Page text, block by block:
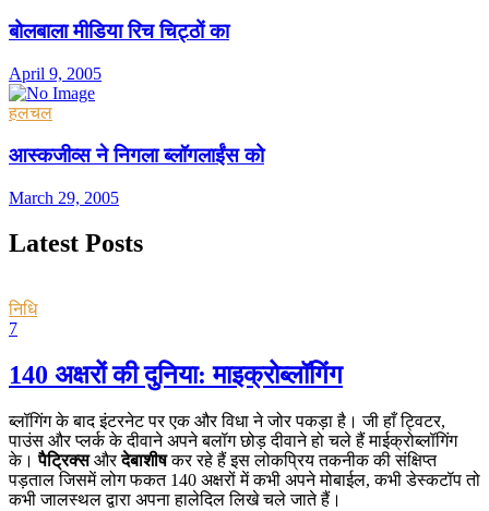
बोलबाला मीडिया रिच चिट्ठों का
April 9, 2005
हलचल
आस्कजीव्स ने निगला ब्लॉगलाईंस को
March 29, 2005
Latest Posts
निधि
7
140 अक्षरों की दुनिया: माइक्रोब्लॉगिंग
ब्लॉगिंग के बाद इंटरनेट पर एक और विधा ने जोर पकड़ा है। जी हाँ ट्विटर,
पाउंस और प्लर्क के दीवाने अपने बलॉग छोड़ दीवाने हो चले हैं माईक्रोब्लॉगिंग
के।पैट्रिक्सऔरदेबाशीषकर रहे हैं इस लोकप्रिय तकनीक की संक्षिप्त
पड़ताल जिसमें लोग फकत 140 अक्षरों में कभी अपने मोबाईल, कभी डेस्कटॉप तो
कभी जालस्थल द्वारा अपना हालेदिल लिखे चले जाते हैं।